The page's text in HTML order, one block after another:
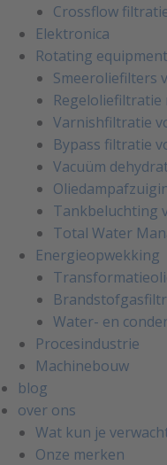
Crossflow
Elektronica
Rotating equipment
Smeeroliefilters
Varnishfiltratie
Bypass filtratie
Vacuüm
Tankbeluchting
Total Water
Energieopwekking
Water- en
Procesindustrie
Machinebouw
blog
over ons
Wat kun je
Onze merken